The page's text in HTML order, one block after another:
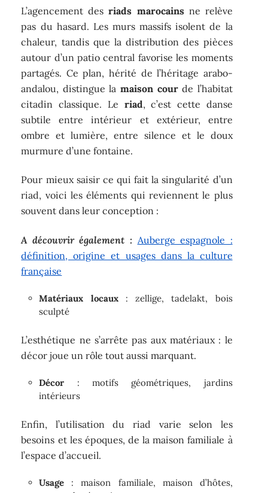
L’agencement desriads marocainsne relève
pas du hasard. Les murs massifs isolent de la
chaleur, tandis que la distribution des pièces
autour d’un patio central favorise les moments
partagés. Ce plan, hérité de l’héritage arabo-
andalou, distingue la maison courde l’habitat
citadin classique. Le riad, c’est cette danse
subtile entre intérieur et extérieur, entre
ombre et lumière, entre silence et le doux
murmure d’une fontaine.
Pour mieux saisir ce qui fait la singularité d’un
riad, voici les éléments qui reviennent le plus
souvent dans leur conception :
A découvrir également : Auberge espagnole :
définition, origine et usages dans la culture
française
Matériaux locaux: zellige, tadelakt, bois
sculpté
L’esthétique ne s’arrête pas aux matériaux : le
décor joue un rôle tout aussi marquant.
Décor : motifs géométriques, jardins
intérieurs
Enfin, l’utilisation du riad varie selon les
besoins et les époques, de la maison familiale à
l’espace d’accueil.
Usage : maison familiale, maison d’hôtes,